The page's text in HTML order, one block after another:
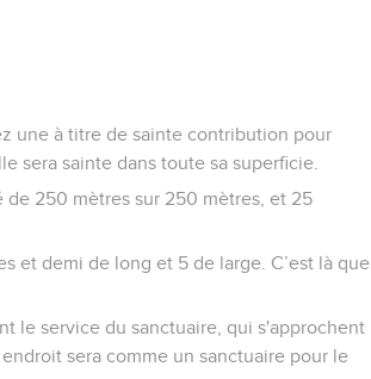
une à titre de sainte contribution pour
sera sainte dans toute sa superficie.
de 250 mètres sur 250 mètres, et 25
et demi de long et 5 de large. C’est là que
le service du sanctuaire, qui s'approchent
sera comme un sanctuaire pour le